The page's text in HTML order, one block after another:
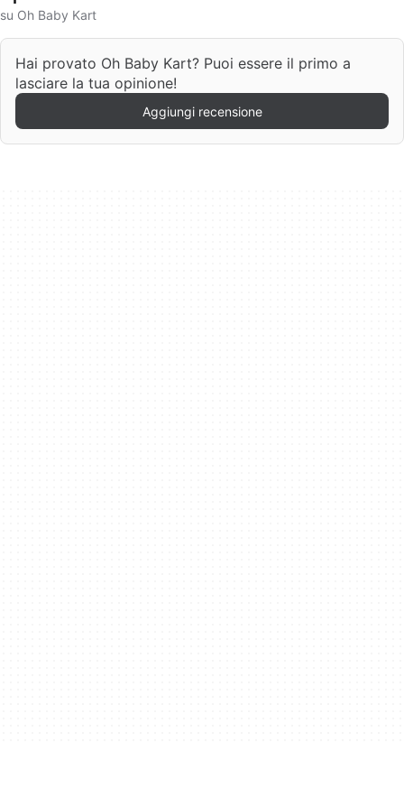
su Oh Baby Kart
Hai provato Oh Baby Kart? Puoi essere il primo a
lasciare la tua opinione!
Aggiungi recensione